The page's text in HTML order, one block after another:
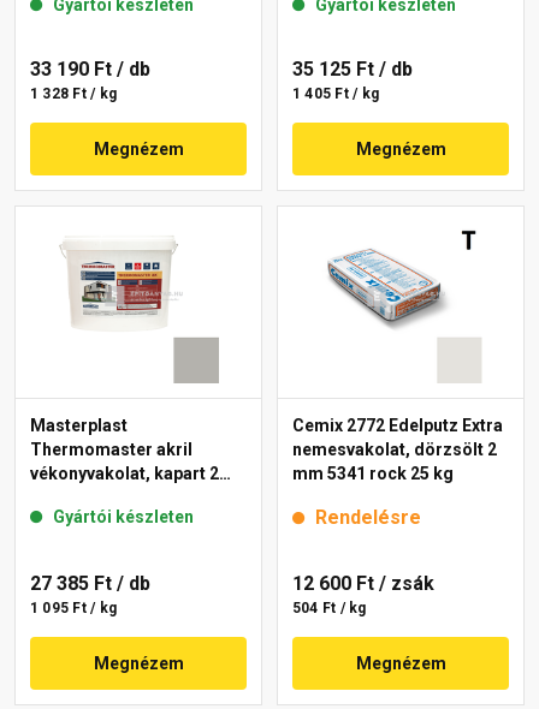
Gyártói készleten
33 190 Ft / db
1 328 Ft / kg
Megnézem
Gyártói készleten
35 125 Ft / db
1 405 Ft / kg
Megnézem
Masterplast
Thermomaster akril
vékonyvakolat, kapart 2
Gyártói készleten
27 385 Ft / db
1 095 Ft / kg
Megnézem
Cemix 2772 Edelputz Extra
nemesvakolat, dörzsölt 2
mm 5341 rock 25 kg
Rendelésre
12 600 Ft / zsák
504 Ft / kg
Megnézem